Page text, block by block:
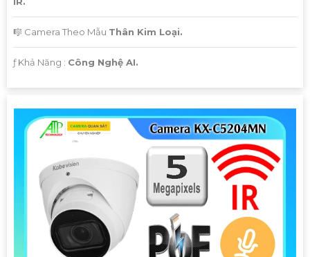
🎼️ Camera Theo Mẫu Thân Kim Loại.
️ƒ Khả Năng : Công Nghệ AI.